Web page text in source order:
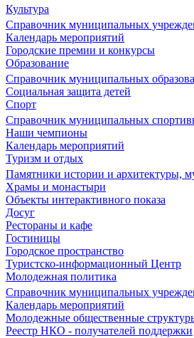
Культура
Справочник муниципальных
Календарь мероприятий
Городские премии и конкурсы
Образование
Справочник муниципальных
Социальная защита детей
Спорт
Справочник муниципальных
Наши чемпионы
Календарь мероприятий
Туризм и отдых
Памятники истории и архитектуры,
Храмы и монастыри
Объекты интерактивного показа
Досуг
Рестораны и кафе
Гостиницы
Городское пространство
Туристско-информационный Центр
Молодежная политика
Справочник муниципальных
Календарь мероприятий
Молодежные общественные
Реестр НКО - получателей поддержки